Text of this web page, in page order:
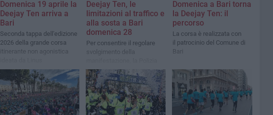
Domenica 19 aprile la
Deejay Ten arriva a
Bari
Seconda tappa dell'edizione
2026 della grande corsa
itinerante non agonistica
Deejay Ten, le
limitazioni al traffico e
alla sosta a Bari
domenica 28
Per consentire il regolare
svolgimento della
locale ha emanato
un’ordinanza
Domenica a Bari torna
la Deejay Ten: il
percorso
La corsa è realizzata con
il patrocinio del Comune di
Bari